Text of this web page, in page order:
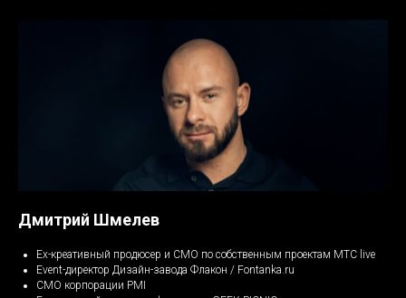
Дмитрий Шмелев
Ex-креативный продюсер и CMO по собственным проектам МТС live
Event-директор Дизайн-завода Флакон / Fontanka.ru
CMO корпорации PMI
Звоните по телефону
Остались
вопросы?
Написать